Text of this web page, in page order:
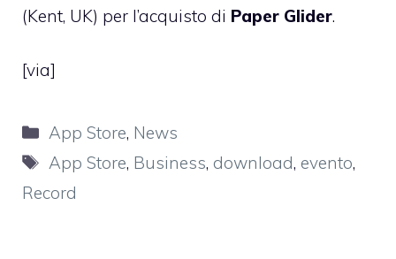
(Kent, UK) per l’acquisto di Paper Glider.
[via]
Categorie
App Store, News
Tag
App Store, Business, download, evento,
Record